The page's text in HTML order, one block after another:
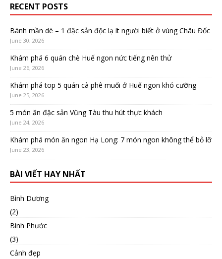
RECENT POSTS
Bánh mần dè – 1 đặc sản độc lạ ít người biết ở vùng Châu Đốc
June 30, 2026
Khám phá 6 quán chè Huế ngon nức tiếng nên thử
June 26, 2026
Khám phá top 5 quán cà phê muối ở Huế ngon khó cưỡng
June 25, 2026
5 món ăn đặc sản Vũng Tàu thu hút thực khách
June 24, 2026
Khám phá món ăn ngon Hạ Long: 7 món ngon không thể bỏ lỡ
June 23, 2026
BÀI VIẾT HAY NHẤT
Bình Dương
(2)
Bình Phước
(3)
Cảnh đẹp